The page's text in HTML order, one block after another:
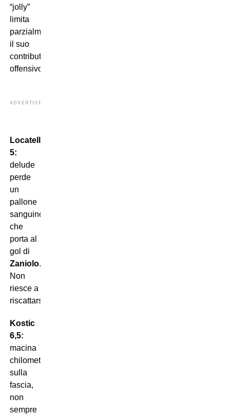
“jolly”
limita
parzialmente
il suo
contributo
offensivo.
ADVERTISEMENT
Locatelli
5:
delude
perde
un
pallone
sanguinoso
che
porta al
gol di
Zaniolo.
Non
riesce a
riscattarsi.
Kostic
6,5:
macina
chilometri
sulla
fascia,
non
sempre